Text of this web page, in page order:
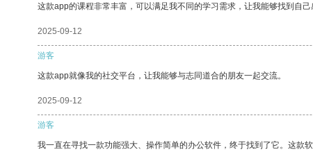
这款app的课程非常丰富，可以满足我不同的学习需求，让我能够找到自己
2025-09-12
游客
这款app就像我的社交平台，让我能够与志同道合的朋友一起交流。
2025-09-12
游客
我一直在寻找一款功能强大、操作简单的办公软件，终于找到了它。这款